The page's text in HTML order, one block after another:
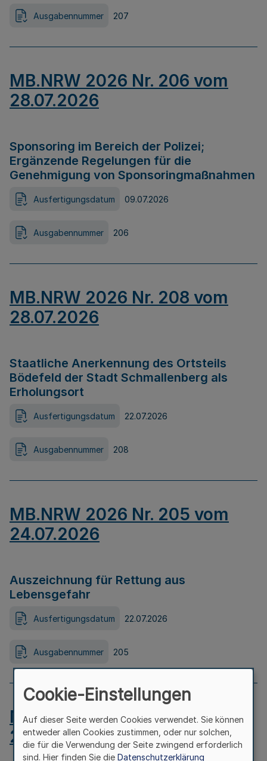
Ausgabennummer 207
MB.NRW 2026 Nr. 206 vom
28.07.2026
Sponsoring im Bereich der Polizei;
Ergänzende Regelungen für die
Genehmigung von Sponsoringmaßnahmen
Ausfertigungsdatum 09.07.2026
Ausgabennummer 206
MB.NRW 2026 Nr. 208 vom
28.07.2026
Staatliche Anerkennung des Ortsteils
Bödefeld der Stadt Schmallenberg als
Erholungsort
Ausfertigungsdatum 22.07.2026
Ausgabennummer 208
MB.NRW 2026 Nr. 205 vom
24.07.2026
Auszeichnung für Rettung aus
Lebensgefahr
Ausfertigungsdatum 22.07.2026
Ausgabennummer 205
MB.NRW 2026 Nr. 204 vom
24.07.2026
Cookie-Einstellungen
Auf dieser Seite werden Cookies verwendet. Sie können
entweder allen Cookies zustimmen, oder nur solchen,
die für die Verwendung der Seite zwingend erforderlich
sind. Hier finden Sie die Datenschutzerklärung